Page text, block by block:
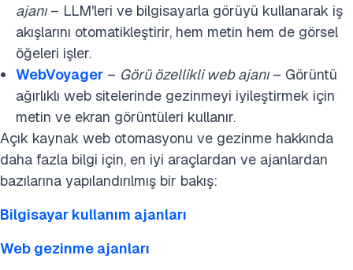
ajanı– LLM'leri ve bilgisayarla görüyü kullanarak iş
akışlarını otomatikleştirir, hem metin hem de görsel
öğeleri işler.
WebVoyager – Görü özellikli web ajanı– Görüntü
ağırlıklı web sitelerinde gezinmeyi iyileştirmek için
metin ve ekran görüntüleri kullanır.
Açık kaynak web otomasyonu ve gezinme hakkında
daha fazla bilgi için, en iyi araçlardan ve ajanlardan
bazılarına yapılandırılmış bir bakış:
Bilgisayar kullanım ajanları
Web gezinme ajanları